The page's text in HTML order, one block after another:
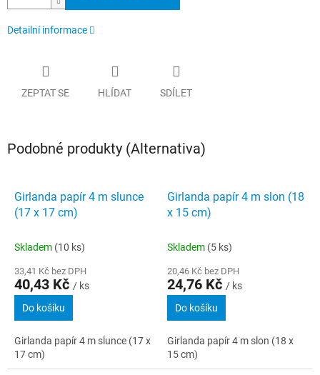
Detailní informace
ZEPTAT SE HLÍDAT SDÍLET
Podobné produkty (Alternativa)
Girlanda papír 4 m slunce
(17 x 17 cm)
Skladem (10 ks)
33,41 Kč bez DPH
40,43 Kč / ks
Do košíku
Girlanda papír 4 m slunce (17 x
17 cm)
Girlanda papír 4 m slon (18
x 15 cm)
Skladem (5 ks)
20,46 Kč bez DPH
24,76 Kč / ks
Do košíku
Girlanda papír 4 m slon (18 x
15 cm)